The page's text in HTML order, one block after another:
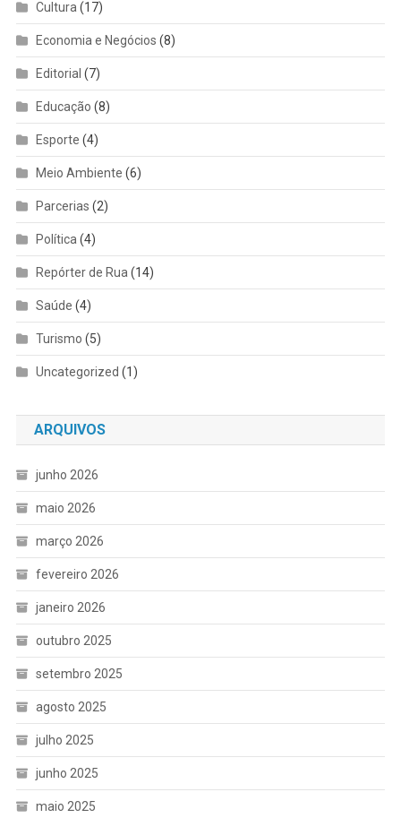
Cultura (17)
Economia e Negócios (8)
Editorial (7)
Educação (8)
Esporte (4)
Meio Ambiente (6)
Parcerias (2)
Política (4)
Repórter de Rua (14)
Saúde (4)
Turismo (5)
Uncategorized (1)
ARQUIVOS
junho 2026
maio 2026
março 2026
fevereiro 2026
janeiro 2026
outubro 2025
setembro 2025
agosto 2025
julho 2025
junho 2025
maio 2025